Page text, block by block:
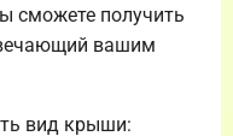
сможете получить
вашим
вид крыши: